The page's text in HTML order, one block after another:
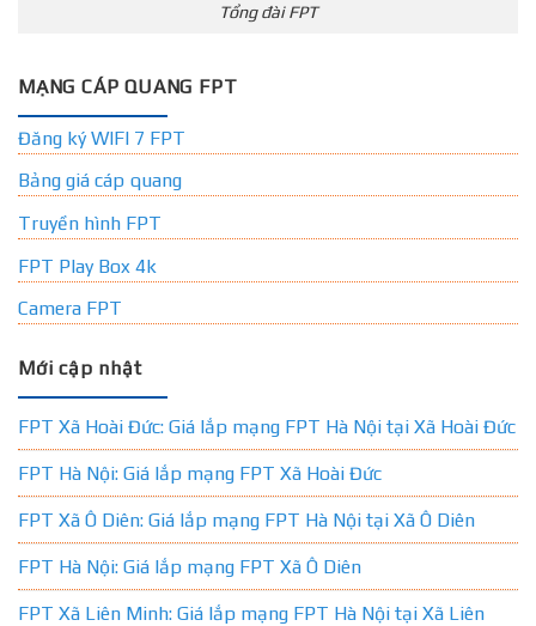
Tổng đài FPT
MẠNG CÁP QUANG FPT
Đăng ký WIFI 7 FPT
Bảng giá cáp quang
Truyền hình FPT
FPT Play Box 4k
Camera FPT
Mới cập nhật
FPT Xã Hoài Đức: Giá lắp mạng FPT Hà Nội tại Xã Hoài Đức
FPT Hà Nội: Giá lắp mạng FPT Xã Hoài Đức
FPT Xã Ô Diên: Giá lắp mạng FPT Hà Nội tại Xã Ô Diên
FPT Hà Nội: Giá lắp mạng FPT Xã Ô Diên
FPT Xã Liên Minh: Giá lắp mạng FPT Hà Nội tại Xã Liên